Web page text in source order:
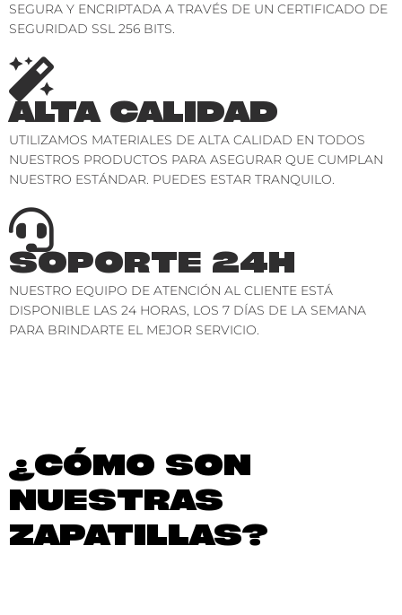
SEGURA Y ENCRIPTADA A TRAVÉS DE UN CERTIFICADO DE
SEGURIDAD SSL 256 BITS.
ALTA CALIDAD
UTILIZAMOS MATERIALES DE ALTA CALIDAD EN TODOS
NUESTROS PRODUCTOS PARA ASEGURAR QUE CUMPLAN
NUESTRO ESTÁNDAR. PUEDES ESTAR TRANQUILO.
SOPORTE 24H
NUESTRO EQUIPO DE ATENCIÓN AL CLIENTE ESTÁ
DISPONIBLE LAS 24 HORAS, LOS 7 DÍAS DE LA SEMANA
PARA BRINDARTE EL MEJOR SERVICIO.
¿CÓMO SON
NUESTRAS
ZAPATILLAS?